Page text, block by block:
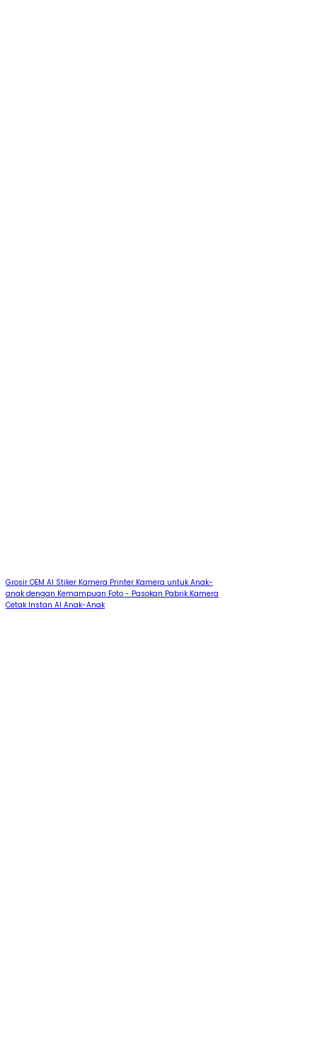
Grosir OEM AI Stiker Kamera Printer Kamera untuk Anak-
anak dengan Kemampuan Foto - Pasokan Pabrik Kamera
Cetak Instan AI Anak-Anak